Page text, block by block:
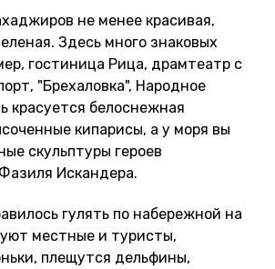
не менее красивая,
Здесь много знаковых
гостиница Рица, драмтеатр с
"Брехаловка", Народное
красуется белоснежная
кипарисы, а у моря вы
скульптуры героев
Искандера.
гулять по набережной на
местные и туристы,
плещутся дельфины,